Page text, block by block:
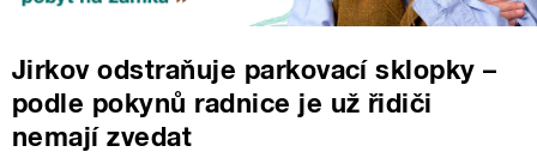
Jirkov odstraňuje parkovací sklopky –
podle pokynů radnice je už řidiči
nemají zvedat